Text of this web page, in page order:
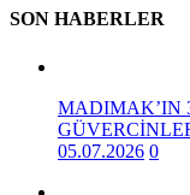
SON HABERLER
MADIMAK’IN
05.07.2026 0